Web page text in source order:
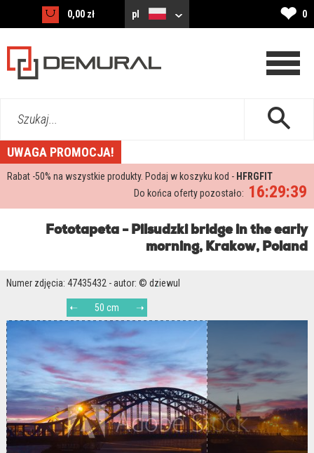
0,00 zł pl ❤ 0
Szukaj...
UWAGA PROMOCJA!
Rabat -50% na wszystkie produkty. Podaj w koszyku kod - HFRGFIT
16:29:37
Do końca oferty pozostało:
Fototapeta - Pilsudzki bridge in the early
morning, Krakow, Poland
Numer zdjęcia: 47435432 - autor: © dziewul
50 cm